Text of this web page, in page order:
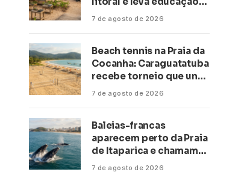
climática a escolas de 16
7 de agosto de 2026
Beach tennis na Praia da
Cocanha: Caraguatatuba
recebe torneio que une
esporte, lazer e mar
7 de agosto de 2026
Baleias-francas
aparecem perto da Praia
de Itaparica e chamam
atenção no litoral do
7 de agosto de 2026